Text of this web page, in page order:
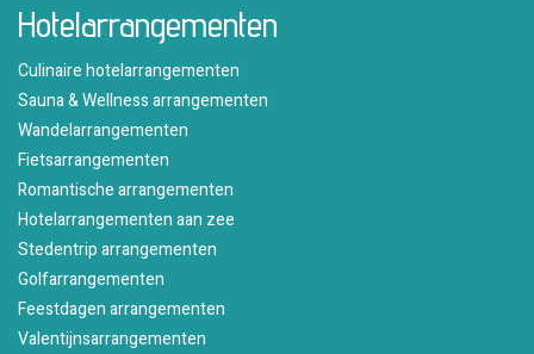
Hotelarrangementen
Culinaire hotelarrangementen
Sauna & Wellness arrangementen
Wandelarrangementen
Fietsarrangementen
Romantische arrangementen
Hotelarrangementen aan zee
Stedentrip arrangementen
Golfarrangementen
Feestdagen arrangementen
Valentijnsarrangementen